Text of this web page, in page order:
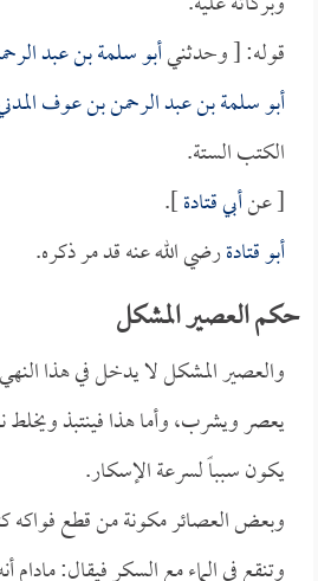
قوله: [ وحدثنيأبو سلمة بن عبد
أبو سلمة بن عبد الرحمن بن عوف
الكتب الستة.
[ عنأبي قتادة].
أبو قتادةرضي الله عنه قد مر ذكره.
حكم العصير المشكل
والعصير المشكل لا يدخل في هذا
يعصر ويشرب، وأما هذا فينتبذ
يكون سبباً لسرعة الإسكار.
وبعض العصائر مكونة من قطع فواكه